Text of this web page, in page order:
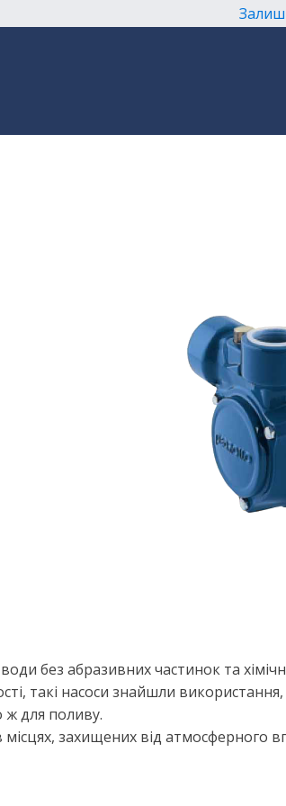
без абразивних частинок та
такі насоси знайшли
ж для поливу.
захищених від атмосферного